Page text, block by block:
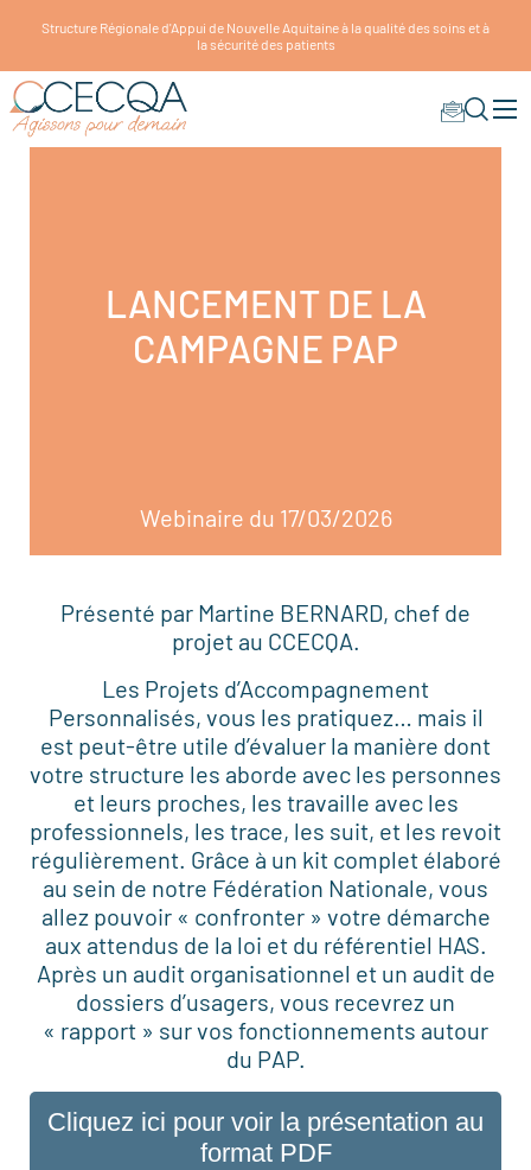
Structure Régionale d'Appui de Nouvelle Aquitaine à la qualité des soins et à
la sécurité des patients
LANCEMENT DE LA
CAMPAGNE PAP
Webinaire du 17/03/2026
Présenté par Martine BERNARD, chef de
projet au CCECQA.
Les Projets d’Accompagnement
Personnalisés, vous les pratiquez… mais il
est peut-être utile d’évaluer la manière dont
votre structure les aborde avec les personnes
et leurs proches, les travaille avec les
professionnels, les trace, les suit, et les revoit
régulièrement. Grâce à un kit complet élaboré
au sein de notre Fédération Nationale, vous
allez pouvoir « confronter » votre démarche
aux attendus de la loi et du référentiel HAS.
Après un audit organisationnel et un audit de
dossiers d’usagers, vous recevrez un
« rapport » sur vos fonctionnements autour
du PAP.
Cliquez ici pour voir la présentation au
format PDF